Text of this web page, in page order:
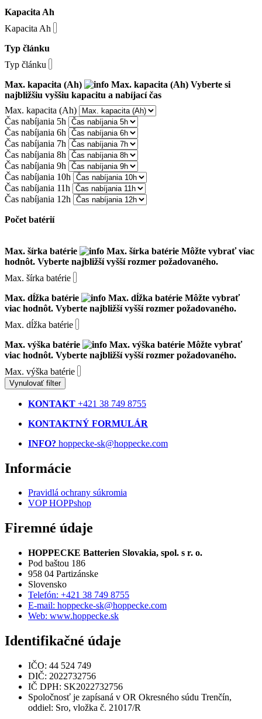
Kapacita Ah
Kapacita Ah
Typ článku
Typ článku
Max. kapacita (Ah)
Max. kapacita (Ah) Vyberte si
najbližšiu vyššiu kapacitu a nabíjací čas
Max. kapacita (Ah)
Čas nabíjania 5h
Čas nabíjania 6h
Čas nabíjania 7h
Čas nabíjania 8h
Čas nabíjania 9h
Čas nabíjania 10h
Čas nabíjania 11h
Čas nabíjania 12h
Počet batérií
Max. šírka batérie Max. šírka batérie Môžte vybrať viac
hodnôt. Vyberte najbližší vyšší rozmer požadovaného.
Max. šírka batérie
Max. dĺžka batérie
Max. dĺžka batérie Môžte vybrať
viac hodnôt. Vyberte najbližší vyšší rozmer požadovaného.
Max. dĺžka batérie
Max. výška batérie
Max. výška batérie Môžte vybrať
viac hodnôt. Vyberte najbližší vyšší rozmer požadovaného.
Max. výška batérie
Vynulovať filter
KONTAKT +421 38 749 8755
KONTAKTNÝ FORMULÁR
INFO? hoppecke-sk@hoppecke.com
Informácie
Pravidlá ochrany súkromia
VOP HOPPshop
Firemné údaje
HOPPECKE Batterien Slovakia, spol. s r. o.
Pod baštou 186
958 04 Partizánske
Slovensko
Telefón: +421 38 749 8755
E-mail: hoppecke-sk@hoppecke.com
Web: www.hoppecke.sk
Identifikačné údaje
IČO: 44 524 749
DIČ: 2022732756
IČ DPH: SK2022732756
Spoločnosť je zapísaná v OR Okresného súdu Trenčín,
oddiel: Sro, vložka č. 21017/R